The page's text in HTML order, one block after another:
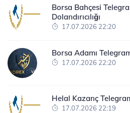
Borsa Bahçesi
Dolandırıcılığı
17.07.2026 22:20
Borsa Adamı
17.07.2026 22:20
Helal Kazanç
17.07.2026 22:19